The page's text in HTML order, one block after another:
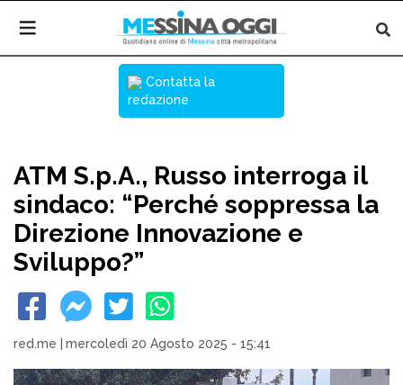
Contatta la
redazione
ATM S.p.A., Russo interroga il
sindaco: “Perché soppressa la
Direzione Innovazione e
Sviluppo?”
red.me mercoledì 20 Agosto 2025 - 15:41